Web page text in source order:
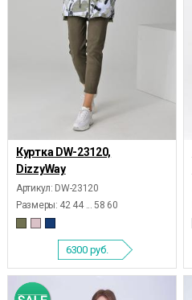
Куртка DW-23120,
DizzyWay
Артикул: DW-23120
Размеры: 42 44 ... 58 60
6300 руб.